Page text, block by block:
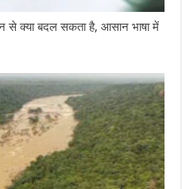
से क्या बदल सकता है, आसान भाषा में